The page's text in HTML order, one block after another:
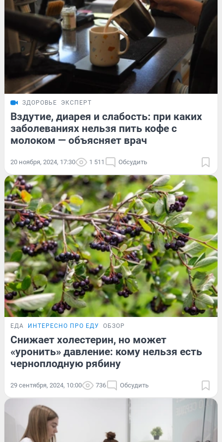
ЗДОРОВЬЕ ЭКСПЕРТ
Вздутие, диарея и слабость: при каких
заболеваниях нельзя пить кофе с
молоком — объясняет врач
20 ноября, 2024, 17:30 1 511 Обсудить
ЕДА ИНТЕРЕСНО ПРО ЕДУ ОБЗОР
Снижает холестерин, но может
«уронить» давление: кому нельзя есть
черноплодную рябину
29 сентября, 2024, 10:00 736 Обсудить